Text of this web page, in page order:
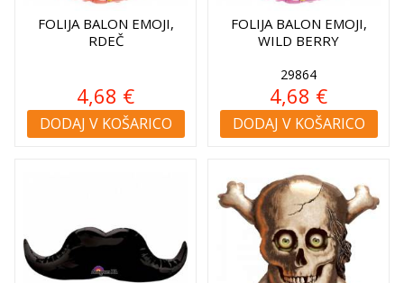
FOLIJA BALON EMOJI,
RDEČ
4,68 €
DODAJ V KOŠARICO
FOLIJA BALON EMOJI,
WILD BERRY
29864
4,68 €
DODAJ V KOŠARICO